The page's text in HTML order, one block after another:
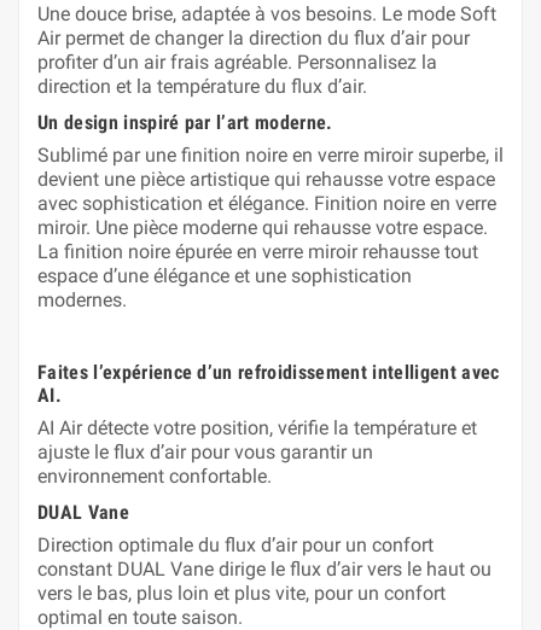
Une douce brise, adaptée à vos besoins. Le mode Soft
Air permet de changer la direction du flux d’air pour
profiter d’un air frais agréable. Personnalisez la
direction et la température du flux d’air.
Un design inspiré par l’art moderne.
Sublimé par une finition noire en verre miroir superbe, il
devient une pièce artistique qui rehausse votre espace
avec sophistication et élégance. Finition noire en verre
miroir. Une pièce moderne qui rehausse votre espace.
La finition noire épurée en verre miroir rehausse tout
espace d’une élégance et une sophistication
modernes.
Faites l’expérience d’un refroidissement intelligent avec
AI.
AI Air détecte votre position, vérifie la température et
ajuste le flux d’air pour vous garantir un
environnement confortable.
DUAL Vane
Direction optimale du flux d’air pour un confort
constant DUAL Vane dirige le flux d’air vers le haut ou
vers le bas, plus loin et plus vite‭‭‬, pour un confort
optimal en toute saison.